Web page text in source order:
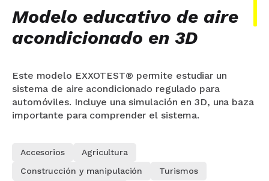
Modelo educativo de aire
acondicionado en 3D
Este modelo EXXOTEST® permite estudiar un
sistema de aire acondicionado regulado para
automóviles. Incluye una simulación en 3D, una baza
importante para comprender el sistema.
Accesorios
Agricultura
Construcción y manipulación
Turismos